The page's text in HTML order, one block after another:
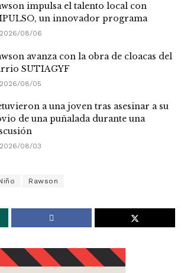
impulsa el talento local con
un innovador programa
2026/08/06
avanza con la obra de cloacas del
SUTIAGYF
2026/08/05
a una joven tras asesinar a su
de una puñalada durante una
2026/08/03
Rawson